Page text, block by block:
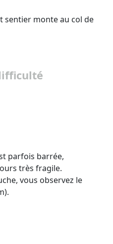
sentier monte au col de
parfois barrée,
très fragile.
vous observez le